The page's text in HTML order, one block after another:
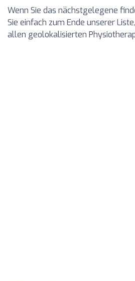
Wenn Sie das nächstgelegene
Sie einfach zum Ende unserer
allen geolokalisierten